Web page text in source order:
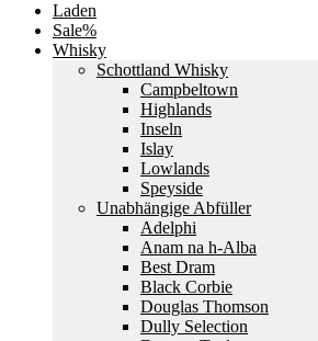
Laden
Sale%
Whisky
Schottland Whisky
Campbeltown
Highlands
Inseln
Islay
Lowlands
Speyside
Unabhängige Abfüller
Adelphi
Anam na h-Alba
Best Dram
Black Corbie
Douglas Thomson
Dully Selection